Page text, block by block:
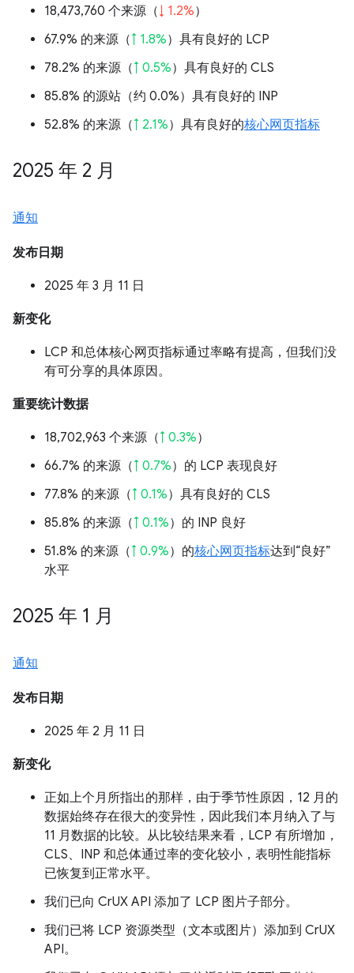
18,473,760 个来源（↓ 1.2%）
67.9% 的来源（↑ 1.8%）具有良好的 LCP
78.2% 的来源（↑ 0.5%）具有良好的 CLS
85.8% 的源站（约 0.0%）具有良好的 INP
52.8% 的来源（↑ 2.1%）具有良好的核心网页指标
2025 年 2 月
通知
发布日期
2025 年 3 月 11 日
新变化
LCP 和总体核心网页指标通过率略有提高，但我们没
有可分享的具体原因。
重要统计数据
18,702,963 个来源（↑ 0.3%）
66.7% 的来源（↑ 0.7%）的 LCP 表现良好
77.8% 的来源（↑ 0.1%）具有良好的 CLS
85.8% 的来源（↑ 0.1%）的 INP 良好
51.8% 的来源（↑ 0.9%）的核心网页指标达到“良好”
水平
2025 年 1 月
通知
发布日期
2025 年 2 月 11 日
新变化
正如上个月所指出的那样，由于季节性原因，12 月的
数据始终存在很大的变异性，因此我们本月纳入了与
11 月数据的比较。从比较结果来看，LCP 有所增加，
CLS、INP 和总体通过率的变化较小，表明性能指标
已恢复到正常水平。
我们已向 CrUX API 添加了 LCP 图片子部分。
我们已将 LCP 资源类型（文本或图片）添加到 CrUX
API。